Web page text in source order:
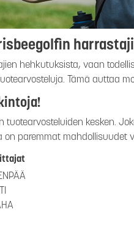
hehkutuksista, vaan
Tämä auttaa
kesken.
on paremmat mahdollisuudet